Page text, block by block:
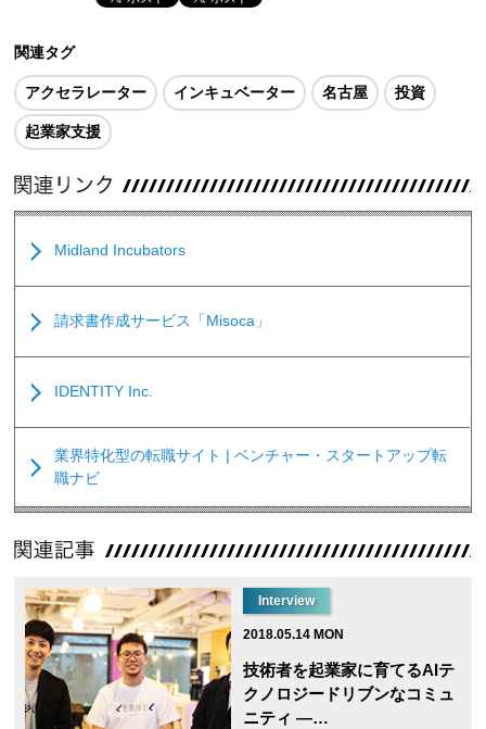
関連タグ
アクセラレーター インキュベーター 名古屋 投資
起業家支援
Midland Incubators
請求書作成サービス「Misoca」
IDENTITY Inc.
業界特化型の転職サイト | ベンチャー・スタートアップ転
職ナビ
Interview
2018.05.14 MON
技術者を起業家に育てるAIテ
クノロジードリブンなコミュ
ニティ ―…